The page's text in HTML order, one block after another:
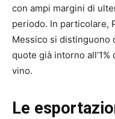
con ampi margini di
periodo. In particolare,
Messico si distinguono
quote già intorno
vino.
Le